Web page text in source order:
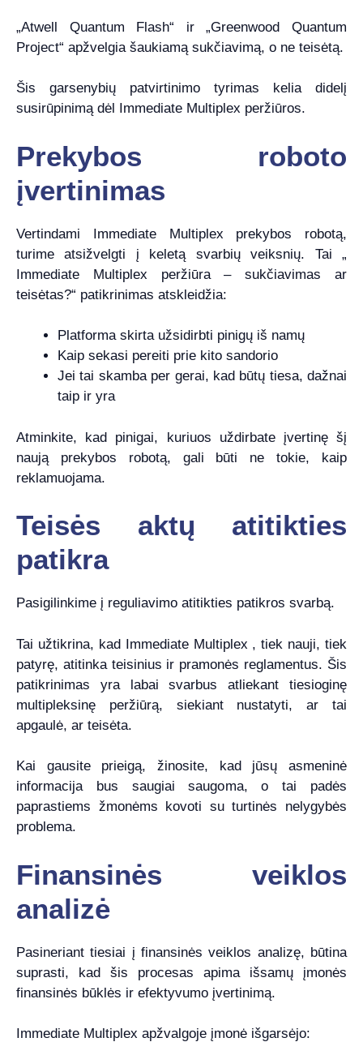
„Atwell Quantum Flash“ ir „Greenwood Quantum
Project“ apžvelgia šaukiamą sukčiavimą, o ne teisėtą.
Šis garsenybių patvirtinimo tyrimas kelia didelį
susirūpinimą dėl Immediate Multiplex peržiūros.
Prekybos roboto
įvertinimas
Vertindami Immediate Multiplex prekybos robotą,
turime atsižvelgti į keletą svarbių veiksnių. Tai „
Immediate Multiplex peržiūra – sukčiavimas ar
teisėtas?“ patikrinimas atskleidžia:
Platforma skirta užsidirbti pinigų iš namų
Kaip sekasi pereiti prie kito sandorio
Jei tai skamba per gerai, kad būtų tiesa, dažnai
taip ir yra
Atminkite, kad pinigai, kuriuos uždirbate įvertinę šį
naują prekybos robotą, gali būti ne tokie, kaip
reklamuojama.
Teisės aktų atitikties
patikra
Pasigilinkime į reguliavimo atitikties patikros svarbą.
Tai užtikrina, kad Immediate Multiplex , tiek nauji, tiek
patyrę, atitinka teisinius ir pramonės reglamentus. Šis
patikrinimas yra labai svarbus atliekant tiesioginę
multipleksinę peržiūrą, siekiant nustatyti, ar tai
apgaulė, ar teisėta.
Kai gausite prieigą, žinosite, kad jūsų asmeninė
informacija bus saugiai saugoma, o tai padės
paprastiems žmonėms kovoti su turtinės nelygybės
problema.
Finansinės veiklos
analizė
Pasineriant tiesiai į finansinės veiklos analizę, būtina
suprasti, kad šis procesas apima išsamų įmonės
finansinės būklės ir efektyvumo įvertinimą.
Immediate Multiplex apžvalgoje įmonė išgarsėjo: